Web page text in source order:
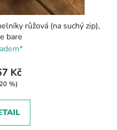
růžová (na suchý zip),
bare
Kč
%)